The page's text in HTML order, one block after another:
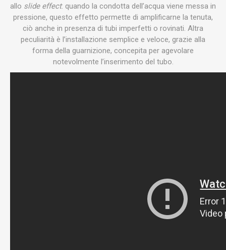
allo slide effect: quando la condotta dell’acqua viene messa in
pressione, questo effetto permette di amplificarne la tenuta,
ciò anche in presenza di tubi imperfetti o rovinati. Altra
peculiarità è l’installazione semplice e veloce, grazie alla
forma della guarnizione, concepita per agevolare
notevolmente l’inserimento del tubo.